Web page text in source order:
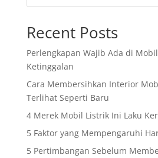
Recent Posts
Perlengkapan Wajib Ada di
Ketinggalan
Cara Membersihkan Interior
Terlihat Seperti Baru
4 Merek Mobil Listrik Ini Laku
5 Faktor yang Mempengaruhi
5 Pertimbangan Sebelum